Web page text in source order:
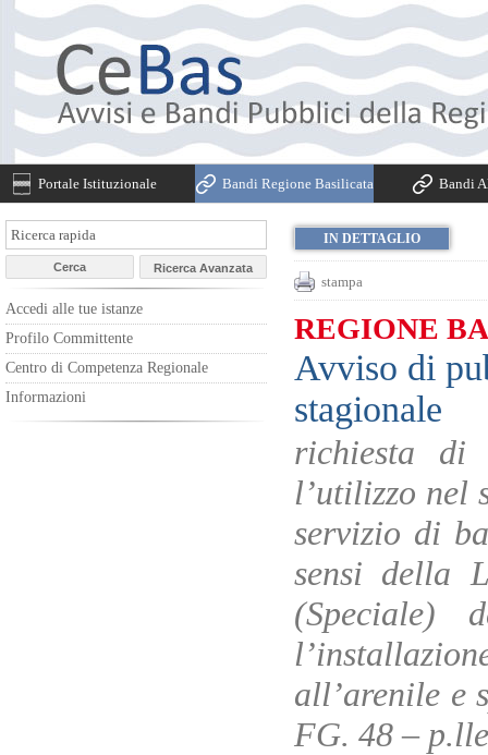
Portale Istituzionale Bandi Regione Basilicata Bandi
Accedi alle tue istanze
Profilo Committente
Centro di Competenza Regionale
Informazioni
IN DETTAGLIO
stampa
REGIONE
Avviso di
stagionale
richiesta di
l’utilizzo nel
servizio di
sensi della
(Speciale)
all’arenile e
FG. 48 –